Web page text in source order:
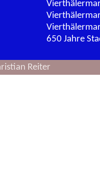
650 Jahre
Reiter